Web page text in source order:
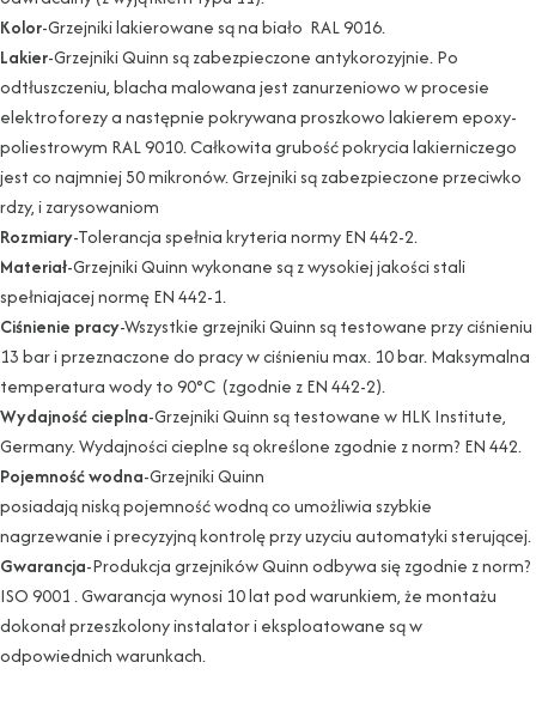
Kolor-Grzejniki lakierowane są na biało RAL 9016.
Lakier-Grzejniki Quinn są zabezpieczone antykorozyjnie. Po
odtłuszczeniu, blacha malowana jest zanurzeniowo w procesie
elektroforezy a następnie pokrywana proszkowo lakierem epoxy-
poliestrowym RAL 9010. Całkowita grubość pokrycia lakierniczego
jest co najmniej 50 mikronów. Grzejniki są zabezpieczone przeciwko
rdzy, i zarysowaniom
Rozmiary-Tolerancja spełnia kryteria normy EN 442-2.
Materiał-Grzejniki Quinn wykonane są z wysokiej jakości stali
spełniajacej normę EN 442-1.
Ciśnienie pracy-Wszystkie grzejniki Quinn są testowane przy ciśnieniu
13 bar i przeznaczone do pracy w ciśnieniu max. 10 bar. Maksymalna
temperatura wody to 90°C (zgodnie z EN 442-2).
Wydajność cieplna-Grzejniki Quinn są testowane w HLK Institute,
Germany. Wydajności cieplne są określone zgodnie z norm? EN 442.
Pojemność wodna-Grzejniki Quinn
posiadają niską pojemność wodną co umożliwia szybkie
nagrzewanie i precyzyjną kontrolę przy uzyciu automatyki sterującej.
Gwarancja-Produkcja grzejników Quinn odbywa się zgodnie z norm?
ISO 9001 . Gwarancja wynosi 10 lat pod warunkiem, że montażu
dokonał przeszkolony instalator i eksploatowane są w
odpowiednich warunkach.